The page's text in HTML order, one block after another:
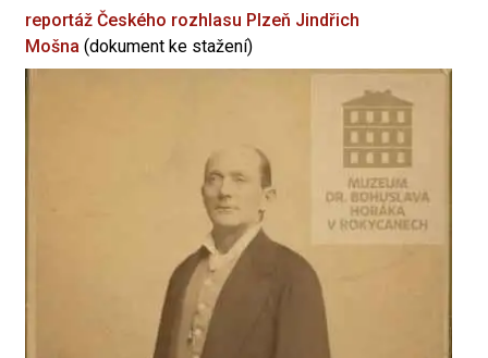
reportáž Českého rozhlasu Plzeň Jindřich
Mošna (dokument ke stažení)